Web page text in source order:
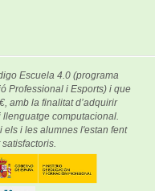
Escuela 4.0 (programa
Professional i Esports) i que
amb la finalitat d’adquirir
computacional.
i les alumnes l'estan fent